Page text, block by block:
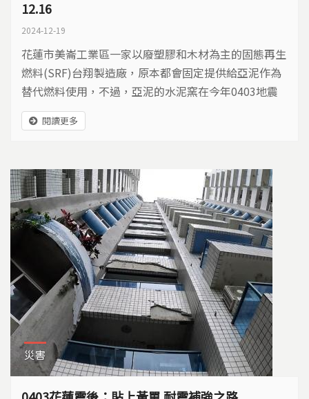
12.16 ​
2024-12-19
花蓮市美崙工業區一家以廢塑膠和木材為主的固態再生
燃料(SRF)台翔製造廠，原本都會固定提供給亞泥作為
替代燃料使用，不過，亞泥的水泥窯在今年0403地震
中受損，停止進料，導致工廠堆放的物料無法去化，持
續堆置，估計大約有5000噸左右。2024年11月11日工
燒，到現在已經超過一個月以上了，臭味隨著風勢飄
散，讓下風處的居民苦不堪言，紛紛陳情，...
閱讀更多
災害